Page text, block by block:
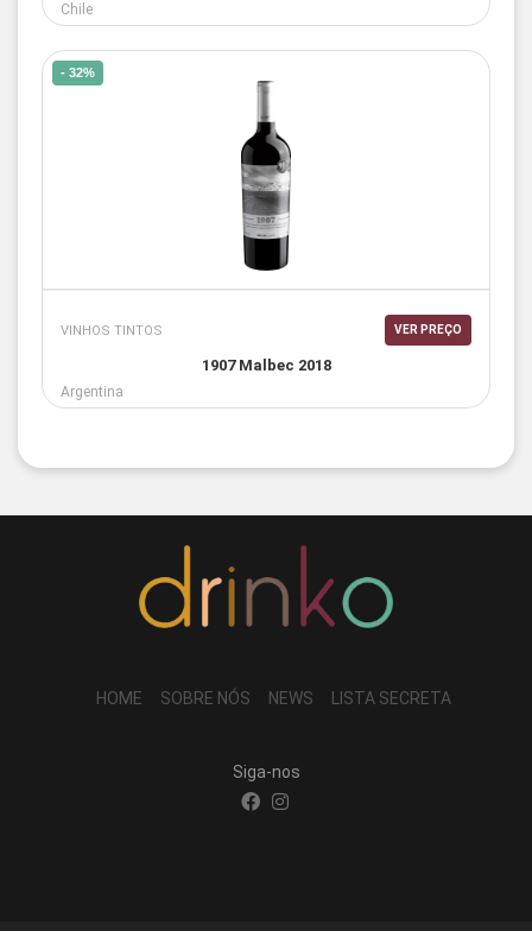
Chile
- 32%
VINHOS TINTOS VER PREÇO
1907 Malbec 2018
Argentina
HOME SOBRE NÓS NEWS LISTA SECRETA
Siga-nos